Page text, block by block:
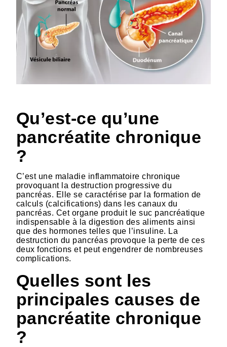
Qu’est-ce qu’une
pancréatite chronique
?
C’est une maladie inflammatoire chronique
provoquant la destruction progressive du
pancréas. Elle se caractérise par la formation de
calculs (calcifications) dans les canaux du
pancréas. Cet organe produit le suc pancréatique
indispensable à la digestion des aliments ainsi
que des hormones telles que l’insuline. La
destruction du pancréas provoque la perte de ces
deux fonctions et peut engendrer de nombreuses
complications.
Quelles sont les
principales causes de
pancréatite chronique
?